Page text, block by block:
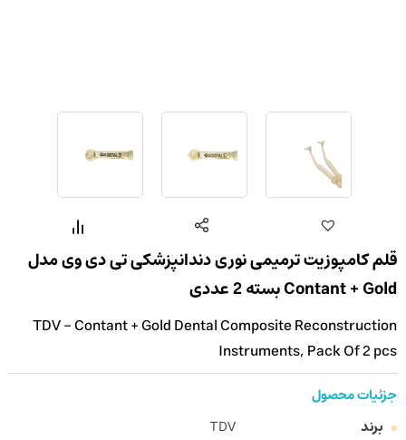
قلم کامپوزیت ترمیمی نوری دندانپزشکی تی دی وی مدل
Contant + Gold بسته 2 عددی
TDV - Contant + Gold Dental Composite Reconstruction
Instruments, Pack Of 2 pcs
جزئیات محصول
برند
TDV